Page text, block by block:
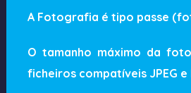
Naturalidade
A Fotografia é tipo passe
O tamanho máximo da
ficheiros compatíveis JPEG e